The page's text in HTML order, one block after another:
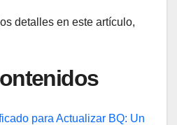
detalles en este artículo,
para‌ Actualizar⁤ BQ:​ Un‍